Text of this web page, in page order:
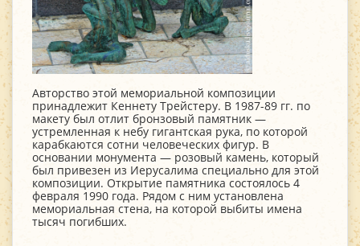
Авторство этой мемориальной композиции
принадлежит Кеннету Трейстеру. В 1987-89 гг. по
макету был отлит бронзовый памятник —
устремленная к небу гигантская рука, по которой
карабкаются сотни человеческих фигур. В
основании монумента — розовый камень, который
был привезен из Иерусалима специально для этой
композиции. Открытие памятника состоялось 4
февраля 1990 года. Рядом с ним установлена
мемориальная стена, на которой выбиты имена
тысяч погибших.